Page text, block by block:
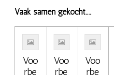
Vaak samen gekocht....
Voo
rbe
Voo
rbe
Voo
rbe